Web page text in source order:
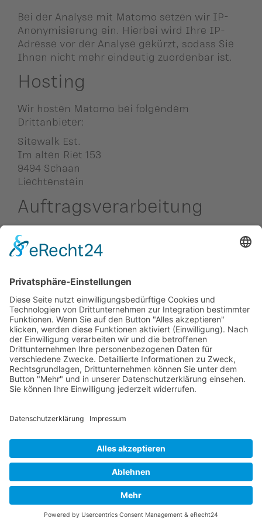
Bei der Analyse mit Matomo setzen wir IP-
Anonymisierung ein. Hierbei wird Ihre IP-
Adresse vor der Analyse gekürzt, sodass Sie
Ihnen nicht mehr eindeutig zuordenbar ist.
Hosting
Wir hosten Matomo bei folgendem
Drittanbieter:
Sitewalk Est.
Im alten Riet 153
9494 Schaan
Liechtenstein
Auftragsverarbeitung
Wir haben einen Vertrag über
Auftragsverarbeitung (AVV) mit dem oben
genannten Anbieter geschlossen. Hierbei
datenschutzrechtlich vorgeschriebenen
Vertrag, der gewährleistet, dass dieser die
personenbezogenen Daten unserer
Websitebesucher nur nach unseren
Weisungen und unter Einhaltung der DSGVO
verarbeitet.
Sie haben die Möglichkeit zu verhindern,
dass von Ihnen hier getätigte Aktionen
Ihre Privatsphäre schützen, aber wird auch
Aktionen zu lernen und die Bedienbarkeit für
Sie und andere Benutzer zu verbessern.
Ihr Besuch dieser Webseite wird aktuell von der